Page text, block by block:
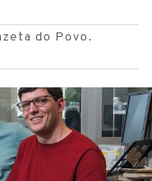
do Povo.